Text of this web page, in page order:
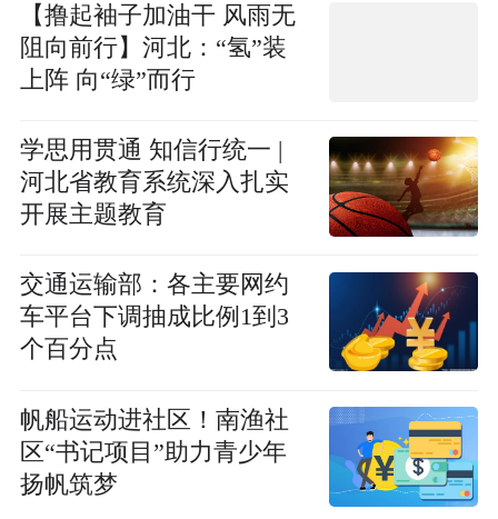
【撸起袖子加油干 风雨无
阻向前行】河北：“氢”装
上阵 向“绿”而行
学思用贯通 知信行统一 |
河北省教育系统深入扎实
开展主题教育
交通运输部：各主要网约
车平台下调抽成比例1到3
个百分点
帆船运动进社区！南渔社
区“书记项目”助力青少年
扬帆筑梦